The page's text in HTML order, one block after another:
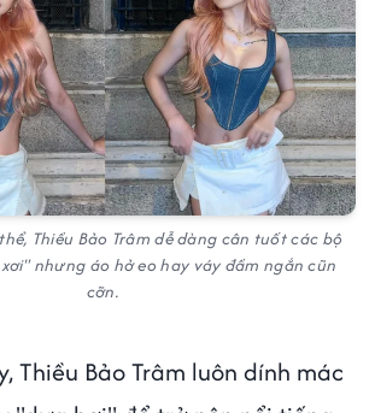
Thiều Bảo Trâm dễ dàng cân tuốt các bộ
nhưng áo hở eo hay váy đầm ngắn cũn
cỡn.
Thiều Bảo Trâm luôn dính mác